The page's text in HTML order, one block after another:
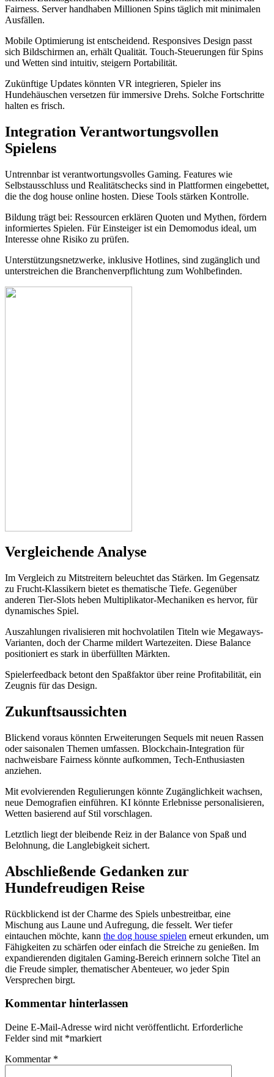
Fairness. Server handhaben Millionen Spins täglich mit minimalen
Ausfällen.
Mobile Optimierung ist entscheidend. Responsives Design passt
sich Bildschirmen an, erhält Qualität. Touch-Steuerungen für Spins
und Wetten sind intuitiv, steigern Portabilität.
Zukünftige Updates könnten VR integrieren, Spieler ins
Hundehäuschen versetzen für immersive Drehs. Solche Fortschritte
halten es frisch.
Integration Verantwortungsvollen
Spielens
Untrennbar ist verantwortungsvolles Gaming. Features wie
Selbstausschluss und Realitätschecks sind in Plattformen eingebettet,
die the dog house online hosten. Diese Tools stärken Kontrolle.
Bildung trägt bei: Ressourcen erklären Quoten und Mythen, fördern
informiertes Spielen. Für Einsteiger ist ein Demomodus ideal, um
Interesse ohne Risiko zu prüfen.
Unterstützungsnetzwerke, inklusive Hotlines, sind zugänglich und
unterstreichen die Branchenverpflichtung zum Wohlbefinden.
Vergleichende Analyse
Im Vergleich zu Mitstreitern beleuchtet das Stärken. Im Gegensatz
zu Frucht-Klassikern bietet es thematische Tiefe. Gegenüber
anderen Tier-Slots heben Multiplikator-Mechaniken es hervor, für
dynamisches Spiel.
Auszahlungen rivalisieren mit hochvolatilen Titeln wie Megaways-
Varianten, doch der Charme mildert Wartezeiten. Diese Balance
positioniert es stark in überfüllten Märkten.
Spielerfeedback betont den Spaßfaktor über reine Profitabilität, ein
Zeugnis für das Design.
Zukunftsaussichten
Blickend voraus könnten Erweiterungen Sequels mit neuen Rassen
oder saisonalen Themen umfassen. Blockchain-Integration für
nachweisbare Fairness könnte aufkommen, Tech-Enthusiasten
anziehen.
Mit evolvierenden Regulierungen könnte Zugänglichkeit wachsen,
neue Demografien einführen. KI könnte Erlebnisse personalisieren,
Wetten basierend auf Stil vorschlagen.
Letztlich liegt der bleibende Reiz in der Balance von Spaß und
Belohnung, die Langlebigkeit sichert.
Abschließende Gedanken zur
Hundefreudigen Reise
Rückblickend ist der Charme des Spiels unbestreitbar, eine
Mischung aus Laune und Aufregung, die fesselt. Wer tiefer
eintauchen möchte, kann the dog house spielen erneut erkunden, um
Fähigkeiten zu schärfen oder einfach die Streiche zu genießen. Im
expandierenden digitalen Gaming-Bereich erinnern solche Titel an
die Freude simpler, thematischer Abenteuer, wo jeder Spin
Versprechen birgt.
Kommentar hinterlassen
Deine E-Mail-Adresse wird nicht veröffentlicht. Erforderliche
Felder sind mit *markiert
Kommentar *